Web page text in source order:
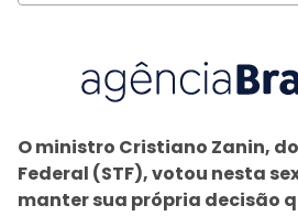
O ministro Cristiano Zanin,
Federal (STF), votou nesta
manter sua própria decisão